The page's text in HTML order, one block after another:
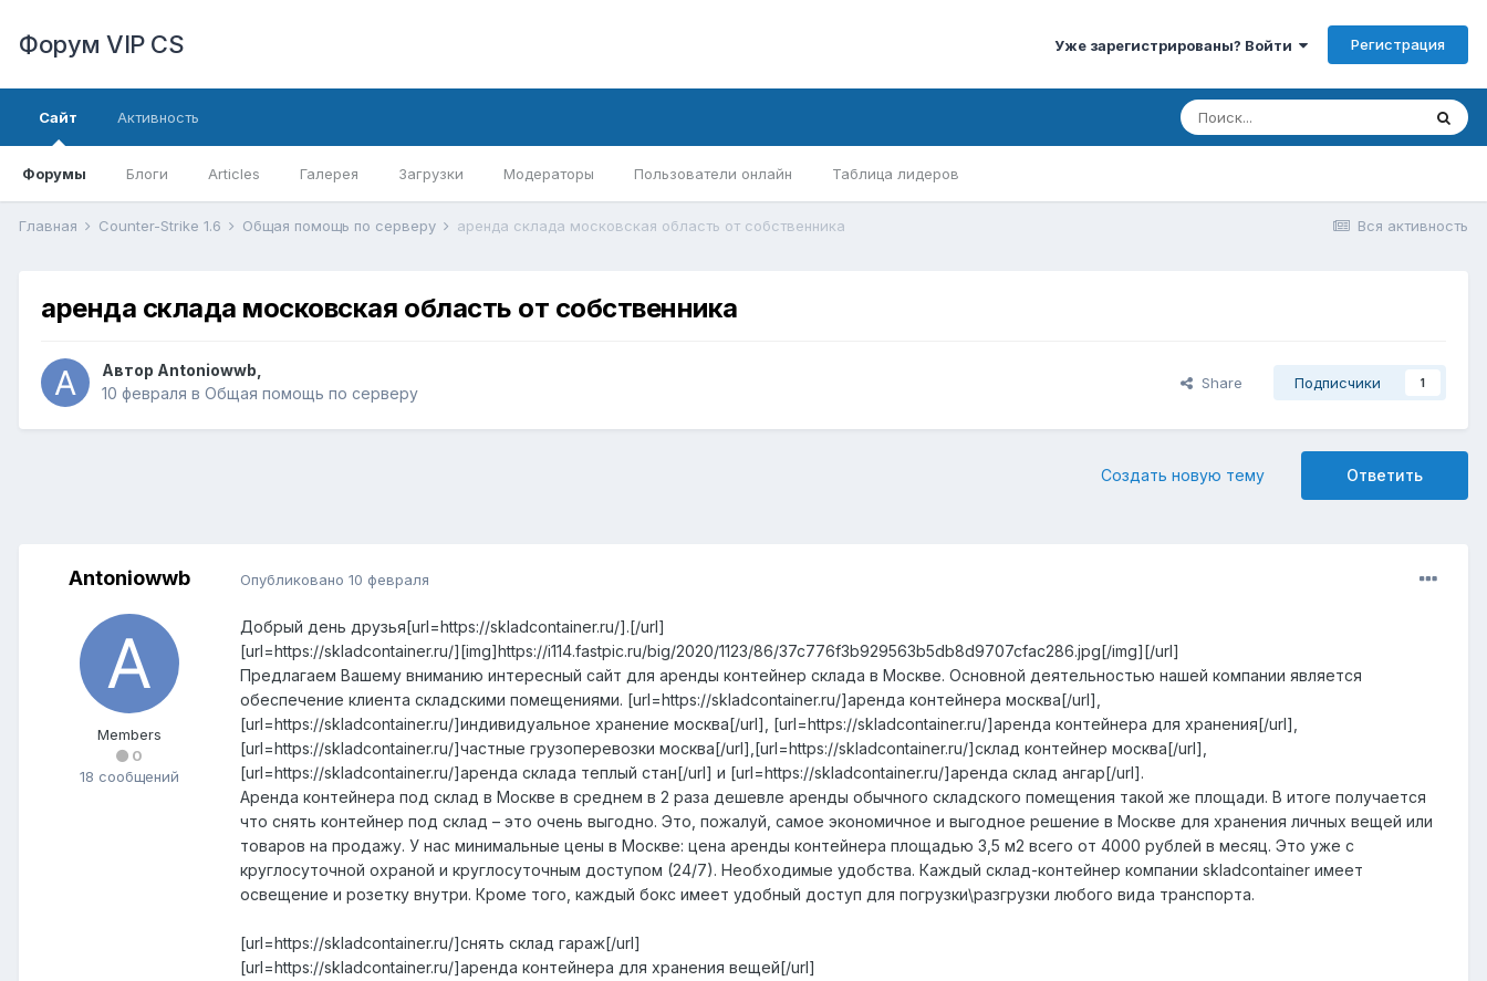
Форум VIP CS Уже зарегистрированы? Войти Регистрация
Сайт
Форумы Блоги Articles Галерея Загрузки Модераторы Пользователи онлайн Таблица лидеров
Активность
Вся активность
Главная Counter-Strike 1.6 Общая помощь по серверу аренда склада московская область от собственника
аренда склада московская область от собственника
Автор Antoniowwb
10 февраля в Общая помощь по серверу
Share Подписчики 1
Ответить
Создать новую тему
Antoniowwb
Members
0
18 сообщений
Опубликовано 10 февраля
Добрый день друзья[url=https://skladcontainer.ru/].[/url]
[url=https://skladcontainer.ru/][img]https://i114.fastpic.ru/big/2020/1123/86/37c776f3b929563b5db8d9707cfac286.jpg[/img][/url]
Предлагаем Вашему вниманию интересный сайт для аренды контейнер склада в Москве. Основной деятельностью нашей компании является
обеспечение клиента складскими помещениями. [url=https://skladcontainer.ru/]аренда контейнера москва[/url],
[url=https://skladcontainer.ru/]индивидуальное хранение москва[/url], [url=https://skladcontainer.ru/]аренда контейнера для хранения[/url],
[url=https://skladcontainer.ru/]частные грузоперевозки москва[/url],[url=https://skladcontainer.ru/]склад контейнер москва[/url],
[url=https://skladcontainer.ru/]аренда склада теплый стан[/url] и [url=https://skladcontainer.ru/]аренда склад ангар[/url].
Аренда контейнера под склад в Москве в среднем в 2 раза дешевле аренды обычного складского помещения такой же площади. В итоге получается
что снять контейнер под склад – это очень выгодно. Это, пожалуй, самое экономичное и выгодное решение в Москве для хранения личных вещей или
товаров на продажу. У нас минимальные цены в Москве: цена аренды контейнера площадью 3,5 м2 всего от 4000 рублей в месяц. Это уже с
круглосуточной охраной и круглосуточным доступом (24/7). Необходимые удобства. Каждый склад-контейнер компании skladcontainer имеет
освещение и розетку внутри. Кроме того, каждый бокс имеет удобный доступ для погрузки\разгрузки любого вида транспорта.
[url=https://skladcontainer.ru/]снять склад гараж[/url]
[url=https://skladcontainer.ru/]аренда контейнера для хранения вещей[/url]